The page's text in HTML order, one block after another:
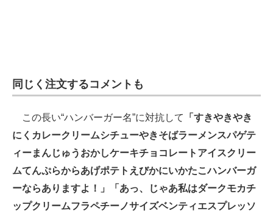
同じく注文するコメントも
この長い“ハンバーガー名”に対抗して
「すきやきやき
にくカレークリームシチューやきそばラーメンスパゲテ
ィーまんじゅうおかしケーキチョコレートアイスクリー
ムてんぷらからあげポテトえびかにいかたこハンバーガ
ーならありますよ！」「あっ、じゃあ私はダークモカチ
ップクリームフラペチーノサイズベンティエスプレッソ